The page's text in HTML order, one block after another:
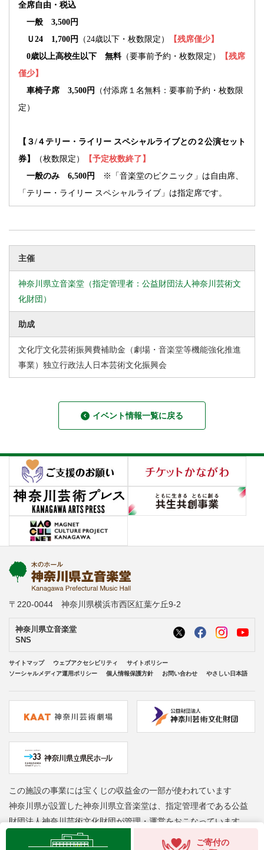
全席自由・税込
一般 3,500円
Ｕ24 1,700円
（24歳以下・枚数限定）
【残席僅少】
0歳以上高校生以下 無料（要事前予約・枚数限定）
【残席
僅少】
車椅子席 3,500円
（付添席１名無料：要事前予約・枚数限
定）
【３/４テリー・ライリー スペシャルライブとの２公演セット
券】
（枚数限定）
【予定枚数終了】
一般のみ 6,500円
※「音楽堂のピクニック」は自由席、
「テリー・ライリー スペシャルライブ」は指定席です。
主催
神奈川県立音楽堂（指定管理者：公益財団法人神奈川芸術文
化財団）
助成
文化庁文化芸術振興費補助金（劇場・音楽堂等機能強化推進
事業）独立行政法人日本芸術文化振興会
イベント情報一覧に戻る
ご寄付の
〒220-0044 神奈川県横浜市西区紅葉ケ丘9-2
神奈川県立音楽堂
SNS
サイトマップ ウェブアクセシビリティ
サイトポリシー
ソーシャルメディア運用ポリシー
個人情報保護方針 お問い合わせ やさしい日本語
この施設の事業には宝くじの収益金の一部が使われています
神奈川県が設置した神奈川県立音楽堂は、指定管理者である公益
財団法人神奈川芸術文化財団が管理・運営をおこなっています
Copyright © Kanagawa Arts Foundation. All rights reserved.